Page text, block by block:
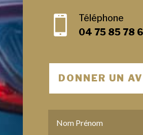

Téléphone
04 75 85 78
DONNER UN